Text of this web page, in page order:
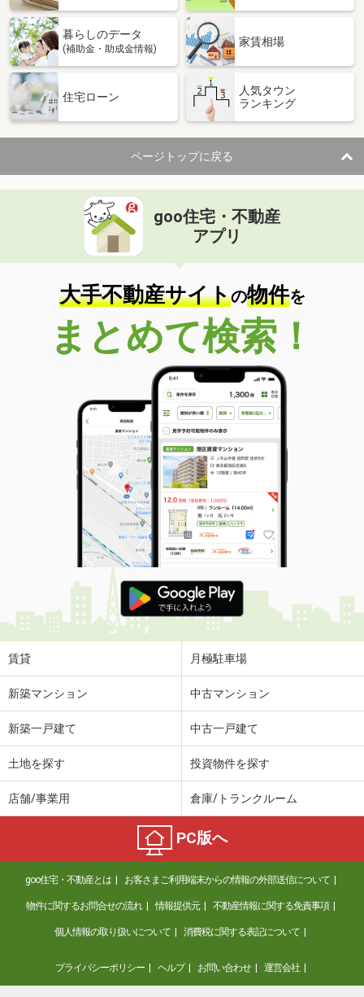
暮らしのデータ
(補助金・助成金情報)
家賃相場
住宅ローン
人気タウン
ランキング
ページトップに戻る
goo住宅・不動産
アプリ
大手不動産サイトの物件を
まとめて検索！
賃貸 月極駐車場
新築マンション 中古マンション
新築一戸建て 中古一戸建て
土地を探す 投資物件を探す
店舗/事業用 倉庫/トランクルーム
PC版へ
goo住宅・不動産とは お客さまご利用端末からの情報の外部送信について
物件に関するお問合せの流れ 情報提供元 不動産情報に関する免責事項
個人情報の取り扱いについて 消費税に関する表記について
プライバシーポリシー ヘルプ お問い合わせ 運営会社